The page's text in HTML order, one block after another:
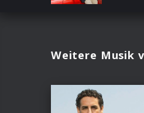
Weitere Musik